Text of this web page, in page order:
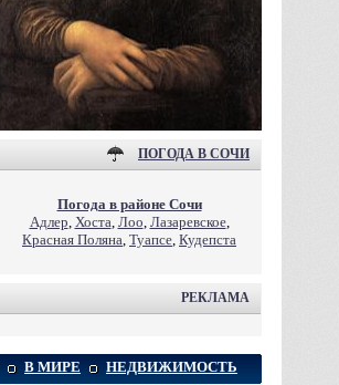
ПОГОДА В СОЧИ
Погода в районе Сочи
Адлер, Хоста, Лоо, Лазаревское,
Красная Поляна, Туапсе, Кудепста
РЕКЛАМА
В МИРЕ НЕДВИЖИМОСТЬ